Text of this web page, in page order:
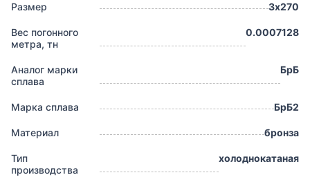
Размер 3х270
Вес погонного
метра, тн
0.0007128
Аналог марки
сплава
БрБ
Марка сплава БрБ2
Материал бронза
Тип
производства
холоднокатаная